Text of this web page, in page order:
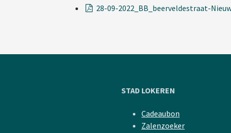
28-09-2022_BB_beerveldestraat-
STAD LOKEREN
Cadeaubon
Zalenzoeker